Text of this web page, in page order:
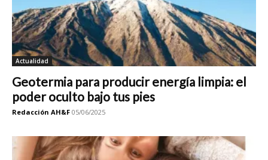
Actualidad
Geotermia para producir energía limpia: el
poder oculto bajo tus pies
Redacción AH&F 05/06/2025